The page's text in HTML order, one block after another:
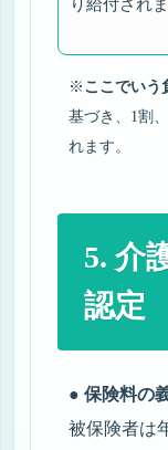
り給付されま
※ ここでいう
基づき、1割
れます。
5. 介
認定
● 保険料の
被保険者は